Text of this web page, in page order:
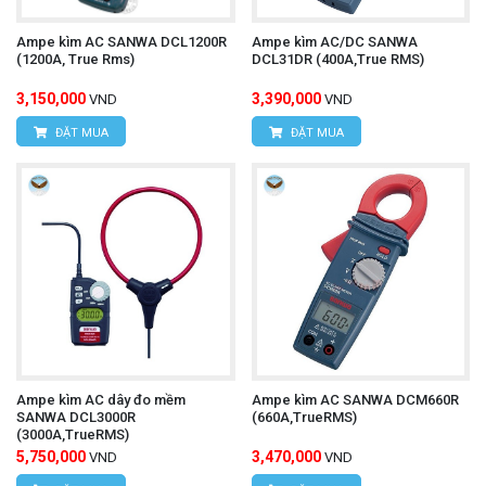
Tìm hiểu thêm:
Máy đo độ rung UNI-T UT315A
Cách sử dụng:
Bật nguồn máy:
Nhấn nút nguồn để khởi động
máy.
Nhấn nút chức năng để
chọn chế độ đo lường mong muốn (đo dòng điện
AC, điện áp AC, công suất, điện trở, tần số,
diode, thông mạch, đo nhiệt độ).
Mở kìm:
Mở kẹp kìm và kẹp chặt dây dẫn điện
Quan sát kết quả đo lường:Màn hình LCD sẽ
hiển thị giá trị đo lường của đại lượng được đo.
Ampe kìm AC SANWA DCL1200R
(1200A, True Rms)
3,150,000 VND
ĐẶT MUA
Ampe kìm AC/DC SANWA
DCL31DR (400A,True RMS)
3,390,000 VND
ĐẶT MUA
Ampe kìm AC dây đo mềm
SANWA DCL3000R
(3000A,TrueRMS)
5,750,000 VND
Ampe kìm AC SANWA DCM660R
(660A,TrueRMS)
3,470,000 VND